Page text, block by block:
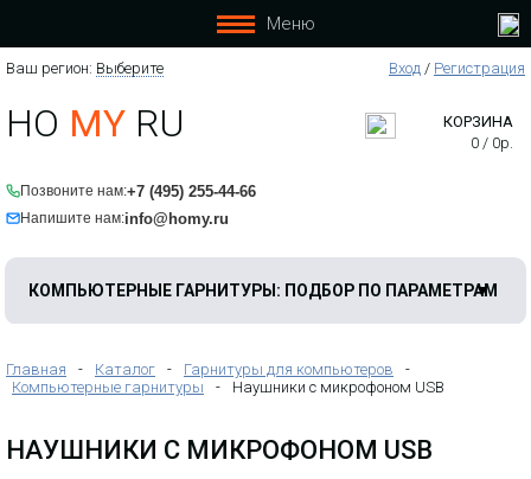
Меню
Ваш регион: Выберите Вход / Регистрация
HO MY RU
Позвоните нам:+7 (495) 255-44-66
Напишите нам:info@homy.ru
КОРЗИНА
0 / 0р.
КОМПЬЮТЕРНЫЕ ГАРНИТУРЫ: ПОДБОР ПО ПАРАМЕТРАМ
Главная - Каталог - Гарнитуры для компьютеров
-
Компьютерные гарнитуры
- Наушники с микрофоном USB
НАУШНИКИ С МИКРОФОНОМ USB
Проводная гарнитура "BIZ 2300 USB
кевларовый шнур, угол вращения
шанги микрофона 360 градусов, USB
разъем, кнопка ответа на вызов,
Для использования с Microsoft Lync"